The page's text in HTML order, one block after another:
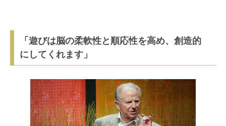
「遊びは脳の柔軟性と順応性を高め、創造的
にしてくれます」